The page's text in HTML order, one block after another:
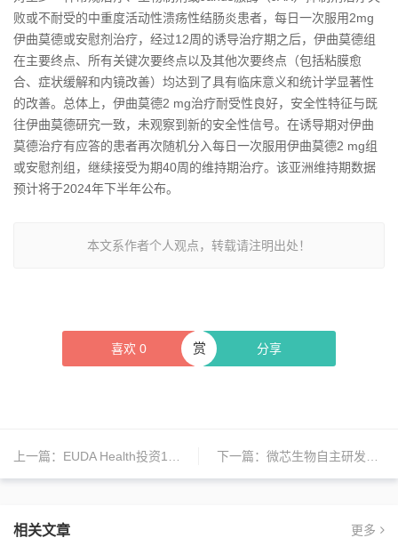
败或不耐受的中重度活动性溃疡性结肠炎患者，每日一次服用2mg
伊曲莫德或安慰剂治疗，经过12周的诱导治疗期之后，伊曲莫德组
在主要终点、所有关键次要终点以及其他次要终点（包括粘膜愈
合、症状缓解和内镜改善）均达到了具有临床意义和统计学显著性
的改善。总体上，伊曲莫德2 mg治疗耐受性良好，安全性特征与既
往伊曲莫德研究一致，未观察到新的安全性信号。在诱导期对伊曲
莫德治疗有应答的患者再次随机分入每日一次服用伊曲莫德2 mg组
或安慰剂组，继续接受为期40周的维持期治疗。该亚洲维持期数据
预计将于2024年下半年公布。
本文系作者个人观点，转载请注明出处！
喜欢 0 分享
赏
上一篇： EUDA Health投资1500万美金，整合马来西亚CK Health资源优化东南亚健康服务 下一篇： 微芯生物自主研发新药西达本胺全球多项适应症获批
相关文章 更多